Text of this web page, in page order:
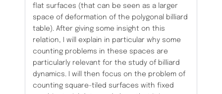
flat surfaces (that can be seen as a larger
space of deformation of the polygonal billiard
table). After giving some insight on this
relation, I will explain in particular why some
counting problems in these spaces are
particularly relevant for the study of billiard
dynamics. I will then focus on the problem of
counting square-tiled surfaces with fixed